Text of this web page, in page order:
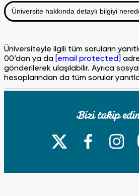
Üniversite hakkında detaylı bilgiyi
Üniversiteyle ilgili tüm soruların
00’dan ya da [email protected]
gönderilerek ulaşılabilir. Ayrıca
hesaplarından da tüm sorular
Üniversitenin eğitim dili nedir?
Mimarlık ve Tasarım Fakültesi,